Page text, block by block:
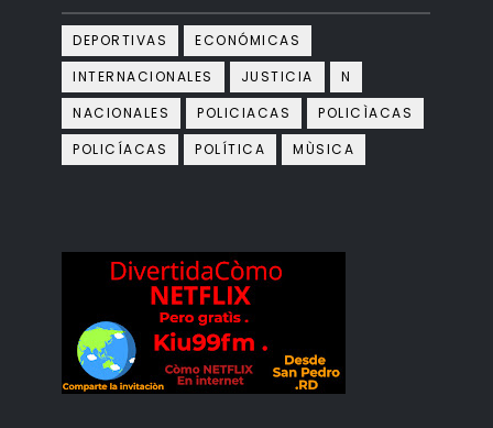
DEPORTIVAS
ECONÓMICAS
INTERNACIONALES
JUSTICIA
N
NACIONALES
POLICIACAS
POLICÌACAS
POLICÍACAS
POLÍTICA MÙSICA